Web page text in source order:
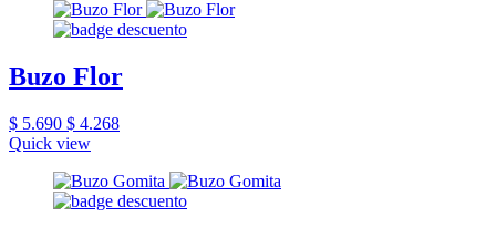
Buzo Flor
$ 5.690 $ 4.268
Quick view